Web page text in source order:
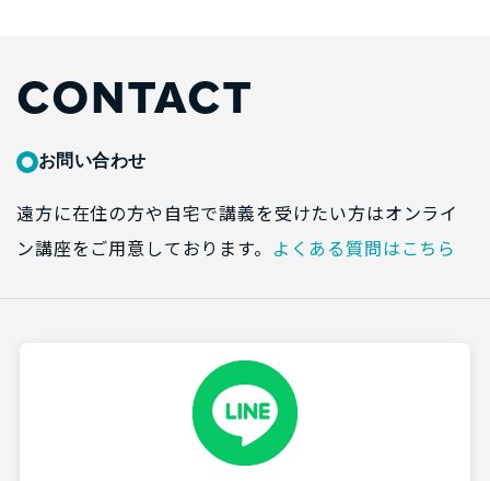
CONTACT
お問い合わせ
遠方に在住の方や自宅で講義を受けたい方はオンライ
ン講座をご用意しております。 よくある質問はこちら